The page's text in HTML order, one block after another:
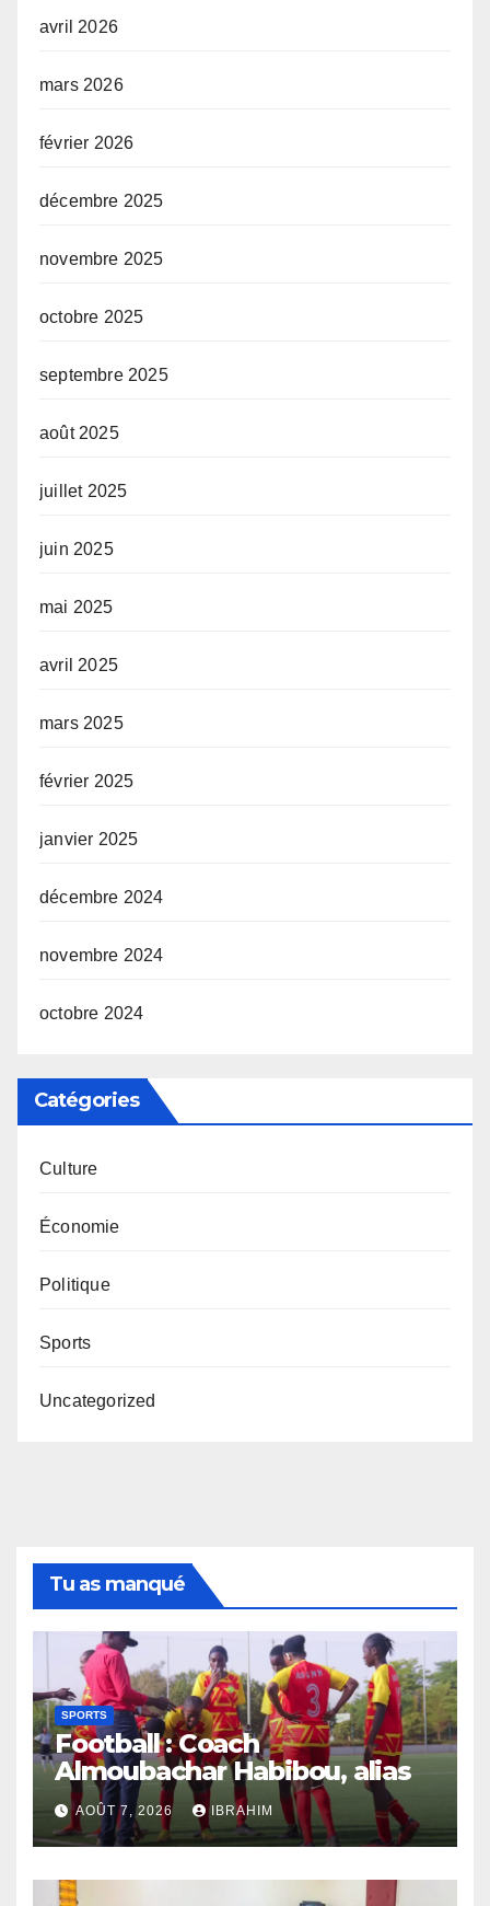
avril 2026
mars 2026
février 2026
décembre 2025
novembre 2025
octobre 2025
septembre 2025
août 2025
juillet 2025
juin 2025
mai 2025
avril 2025
mars 2025
février 2025
janvier 2025
décembre 2024
novembre 2024
octobre 2024
Catégories
Culture
Économie
Politique
Sports
Uncategorized
Tu as manqué
SPORTS
Football : Coach
Almoubachar Habibou, alias
Jackie, et la transmission des
valeurs
Habibou, surnommé Jackie,
AOÛT 7, 2026 IBRAHIM